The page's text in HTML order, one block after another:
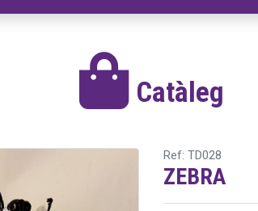
Catàleg
Ref: TD028
ZEBRA